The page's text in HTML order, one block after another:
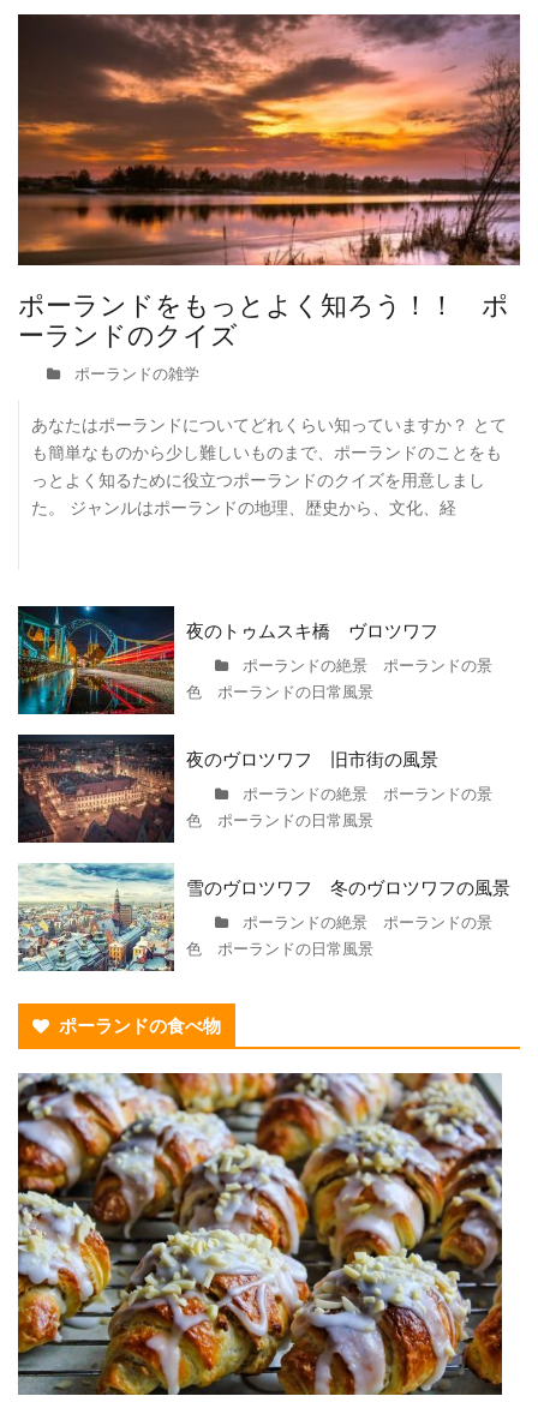
ポーランドをもっとよく知ろう！！ ポ
ーランドのクイズ
ポーランドの雑学
あなたはポーランドについてどれくらい知っていますか？ とて
も簡単なものから少し難しいものまで、ポーランドのことをも
っとよく知るために役立つポーランドのクイズを用意しまし
た。 ジャンルはポーランドの地理、歴史から、文化、経
夜のトゥムスキ橋 ヴロツワフ
ポーランドの絶景 ポーランドの景
色 ポーランドの日常風景
夜のヴロツワフ 旧市街の風景
ポーランドの絶景 ポーランドの景
色 ポーランドの日常風景
雪のヴロツワフ 冬のヴロツワフの風景
ポーランドの絶景 ポーランドの景
色 ポーランドの日常風景
ポーランドの食べ物